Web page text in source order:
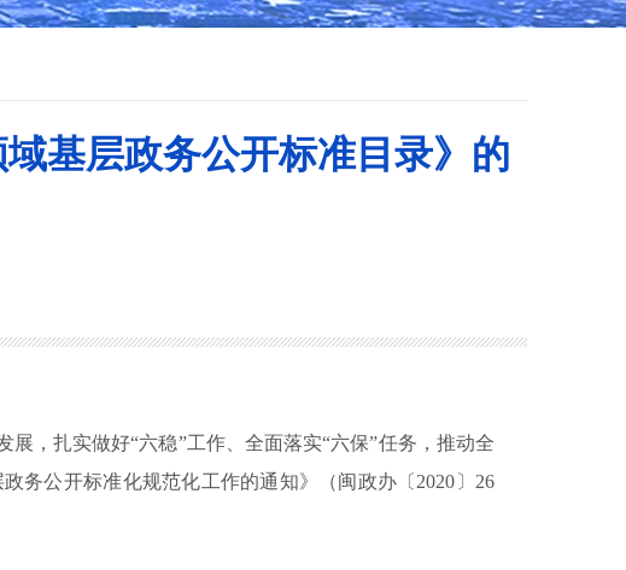
基层政务公开标准目录》的
，扎实做好“六稳”工作、全面落实“六保”任务，推动全
务公开标准化规范化工作的通知》（闽政办〔2020〕26